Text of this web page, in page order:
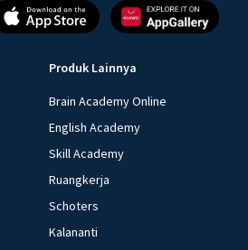
Produk Lainnya
Brain Academy Online
English Academy
Skill Academy
Ruangkerja
Schoters
Kalananti